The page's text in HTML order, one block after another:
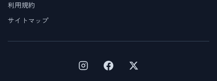
利用規約
サイトマップ